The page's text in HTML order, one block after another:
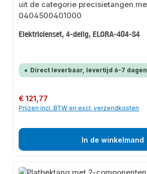
Elektricienset, 4-delig, ELORA-404-S4
Direct leverbaar, levertijd 6-7 dagen
Normale prijs:
€ 121,77
Prijzen incl. BTW en excl. verzendkosten
In de winkelmand